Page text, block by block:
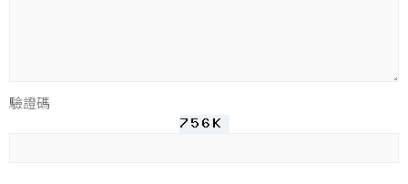
驗證碼